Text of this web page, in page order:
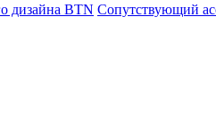
дизайна ВТN Сопутствующий